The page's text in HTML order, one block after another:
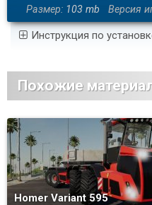
Размер: 103 mb Версия
Инструкция по
Похожие
Homer Variant 595